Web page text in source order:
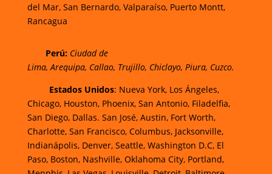
del Mar, San Bernardo, Valparaíso, Puerto Montt,
Rancagua
Perú: Ciudad de
Lima, Arequipa, Callao, Trujillo, Chiclayo, Piura, Cuzco.
Estados Unidos: Nueva York, Los Ángeles,
Chicago, Houston, Phoenix, San Antonio, Filadelfia,
San Diego, Dallas. San José, Austin, Fort Worth,
Charlotte, San Francisco, Columbus, Jacksonville,
Indianápolis, Denver, Seattle, Washington D.C, El
Paso, Boston, Nashville, Oklahoma City, Portland,